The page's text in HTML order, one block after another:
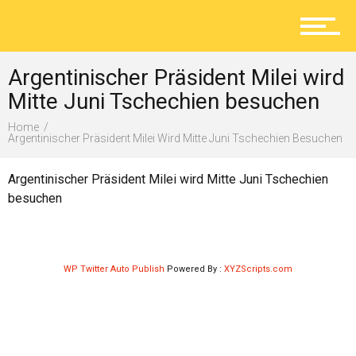
Lokal
Argentinischer Präsident Milei wird
Mitte Juni Tschechien besuchen
Home
Argentinischer Präsident Milei Wird Mitte Juni Tschechien Besuchen
Argentinischer Präsident Milei wird Mitte Juni Tschechien
besuchen
WP Twitter Auto Publish Powered By : XYZScripts.com